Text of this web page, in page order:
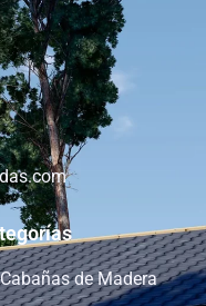
Cabañas de Madera